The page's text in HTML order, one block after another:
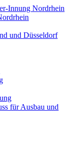
Innung Nordrhein
und Düsseldorf
für Ausbau und